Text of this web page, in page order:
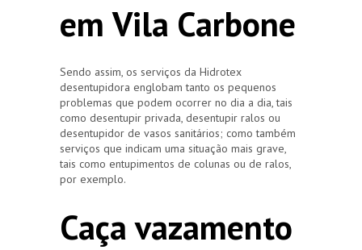
em Vila Carbone
Sendo assim, os serviços da Hidrotex
desentupidora englobam tanto os pequenos
problemas que podem ocorrer no dia a dia, tais
como desentupir privada, desentupir ralos ou
desentupidor de vasos sanitários; como também
serviços que indicam uma situação mais grave,
tais como entupimentos de colunas ou de ralos,
por exemplo.
Caça vazamento